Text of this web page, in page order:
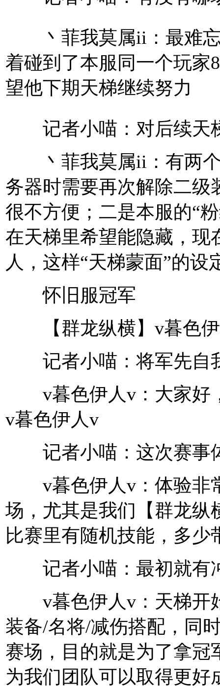
丶菲我莫属ii：最难忘
着碰到了本服同一个玩家
望他下期天梯继续努力
记者小喵：对后续天
丶菲我莫属ii：有两个
务器时需要再次解除二级
很不方便；二是本服的“
在天梯里希望能隐藏，现
人，这样“天梯蒙面”的设
怀旧服冠军
【群龙纵横】v暮色
记者小喵：将军先自
v暮色伊人v：大家好
v暮色伊人v
记者小喵：这次赛事
v暮色伊人v：体验非
场，尤其是我们【群龙纵
比赛里有随机技能，多少
记者小喵：最初就有
v暮色伊人v：天梯开
装备/名将/减伤搭配，同
赛场，目的就是为了拿冠
为我们团队可以取得更